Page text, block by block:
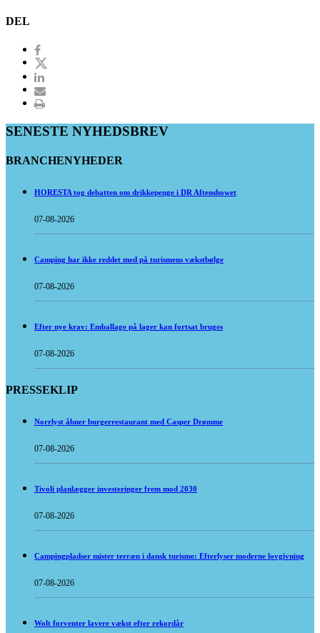
DEL
SENESTE NYHEDSBREV
BRANCHENYHEDER
HORESTA tog debatten om drikkepenge i DR Aftenshowet
07-08-2026
Camping har ikke reddet med på turismens vækstbølge
07-08-2026
Efter nye krav: Emballage på lager kan fortsat bruges
07-08-2026
PRESSEKLIP
Norrlyst åbner burgerrestaurant med Casper Drømme
07-08-2026
Tivoli planlægger investeringer frem mod 2030
07-08-2026
Campingpladser mister terræn i dansk turisme: Efterlyser moderne lovgivning
07-08-2026
Wolt forventer lavere vækst efter rekordår